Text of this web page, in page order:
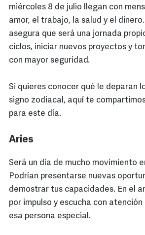
miércoles 8 de julio llegan con
amor, el trabajo, la salud y el
asegura que será una jornada
ciclos, iniciar nuevos proyectos y
con mayor seguridad.
Si quieres conocer qué le deparan
signo zodiacal, aquí te
para este día.
Aries
Será un día de mucho movimiento
Podrían presentarse nuevas
demostrar tus capacidades. En el
por impulso y escucha con
esa persona especial.